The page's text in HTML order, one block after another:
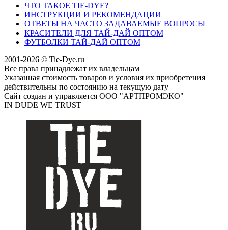
ЧТО ТАКОЕ TIE-DYE?
ИНСТРУКЦИИ И РЕКОМЕНДАЦИИ
ОТВЕТЫ НА ЧАСТО ЗАДАВАЕМЫЕ ВОПРОСЫ
КРАСИТЕЛИ ДЛЯ ТАЙ-ДАЙ ОПТОМ
ФУТБОЛКИ ТАЙ-ДАЙ ОПТОМ
2001-2026 © Tie-Dye.ru
Все права принадлежат их владельцам
Указанная стоимость товаров и условия их приобретения
действительны по состоянию на текущую дату
Сайт создан и управляется ООО "АРТПРОМЭКО"
IN DUDE WE TRUST